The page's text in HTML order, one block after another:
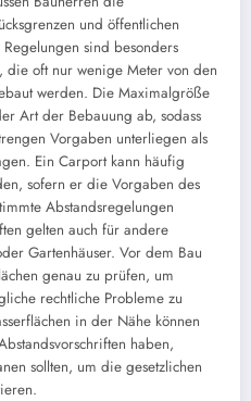
und öffentlichen
sind besonders
die oft nur wenige Meter von den
werden. Die Maximalgröße
Art der Bebauung ab, sodass
Vorgaben unterliegen als
Ein Carport kann häufig
sofern er die Vorgaben des
Abstandsregelungen
gelten auch für andere
Gartenhäuser. Vor dem Bau
genau zu prüfen, um
rechtliche Probleme zu
in der Nähe können
haben,
sollten, um die gesetzlichen